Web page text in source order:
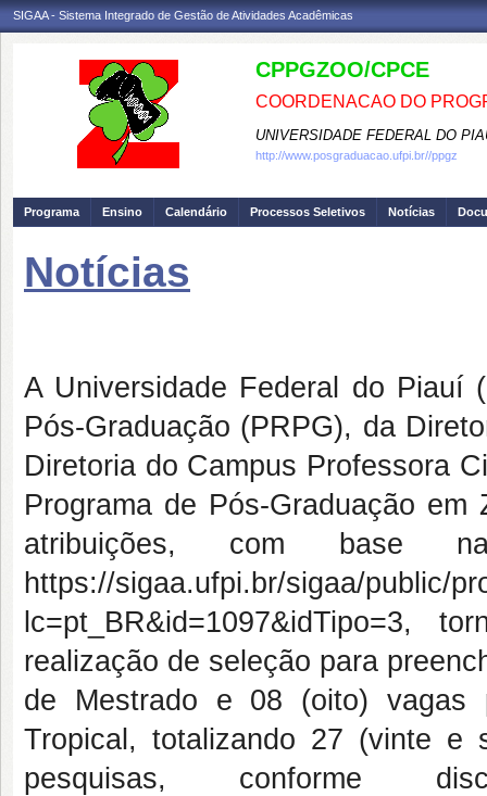
SIGAA - Sistema Integrado de Gestão de Atividades Acadêmicas
CPPGZOO/CPCE
COORDENACAO DO
UNIVERSIDADE FEDERAL DO
http://www.posgraduacao.ufpi.br//ppgz
Programa Ensino Calendário Processos Seletivos Notícias
Notícias
A Universidade Federal do Piauí
Pós-Graduação (PRPG), da
Diretoria do Campus Professora
Programa de Pós-Graduação
atribuições, com base
https://sigaa.ufpi.br/sigaa/public/
realização de seleção para
de Mestrado e 08 (oito) vagas
Tropical, totalizando 27 (vinte e
pesquisas, conforme